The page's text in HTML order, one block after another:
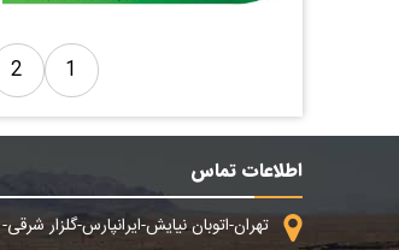
1
2
اطلاعات تماس
تهران-اتوبان نیایش-ایرانپارس-گلزار شرقی-